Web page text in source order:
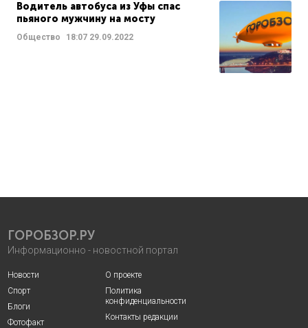
Водитель автобуса из Уфы спас
пьяного мужчину на мосту
Общество 18:07 29.09.2022
ГОРОБЗОР.РУ
Информационно - новостной портал
Новости
Спорт
Блоги
Фотофакт
О проекте
Политика
конфиденциальности
Контакты редакции